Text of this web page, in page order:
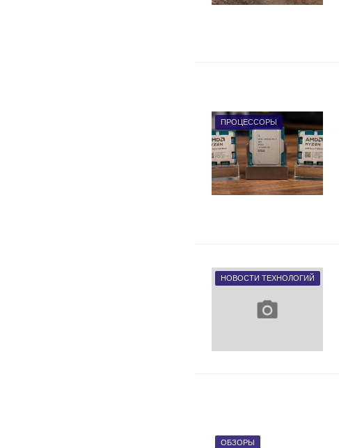
ПРОЦЕССОРЫ
НОВОСТИ ТЕХНОЛОГИЙ
ОБЗОРЫ